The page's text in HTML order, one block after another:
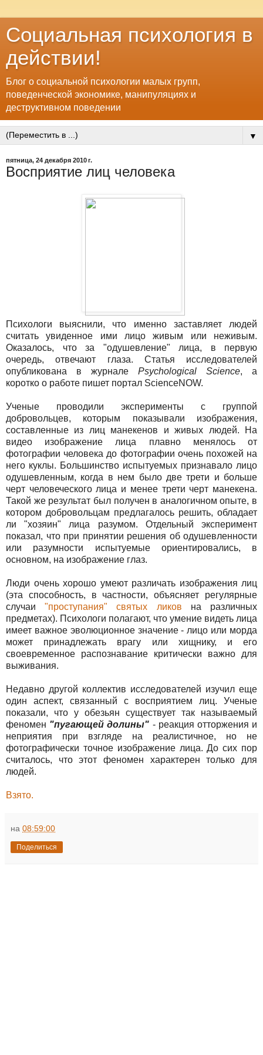
Социальная психология в
действии!
Блог о социальной психологии малых групп,
поведенческой экономике, манипуляциях и
деструктивном поведении
▼
пятница, 24 декабря 2010 г.
Восприятие лиц человека
Психологи выяснили, что именно заставляет людей
считать увиденное ими лицо живым или неживым.
Оказалось, что за "одушевление" лица, в первую
очередь, отвечают глаза. Статья исследователей
опубликована в журнале Psychological Science, а
коротко о работе пишет портал ScienceNOW.
Ученые проводили эксперименты с группой
добровольцев, которым показывали изображения,
составленные из лиц манекенов и живых людей. На
видео изображение лица плавно менялось от
фотографии человека до фотографии очень похожей на
него куклы. Большинство испытуемых признавало лицо
одушевленным, когда в нем было две трети и больше
черт человеческого лица и менее трети черт манекена.
Такой же результат был получен в аналогичном опыте, в
котором добровольцам предлагалось решить, обладает
ли "хозяин" лица разумом. Отдельный эксперимент
показал, что при принятии решения об одушевленности
или разумности испытуемые ориентировались, в
основном, на изображение глаз.
Люди очень хорошо умеют различать изображения лиц
(эта способность, в частности, объясняет регулярные
случаи"проступания" святых ликов на различных
предметах). Психологи полагают, что умение видеть лица
имеет важное эволюционное значение - лицо или морда
может принадлежать врагу или хищнику, и его
своевременное распознавание критически важно для
выживания.
Недавно другой коллектив исследователей изучил еще
один аспект, связанный с восприятием лиц. Ученые
показали, что у обезьян существует так называемый
феномен "пугающей долины" - реакция отторжения и
неприятия при взгляде на реалистичное, но не
фотографически точное изображение лица. До сих пор
считалось, что этот феномен характерен только для
людей.
Взято.
на 08:59:00
Поделиться